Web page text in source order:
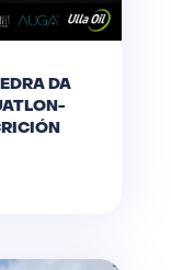
DA